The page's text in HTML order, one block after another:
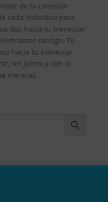
de la conexión
cada individuo para
das hacia tu bienestar
contigo. Te
hacia tu bienestar.
sin juicio, y con la
mereces.